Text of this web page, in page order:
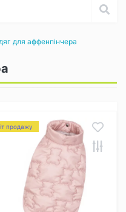
для аффенпінчера
продажу